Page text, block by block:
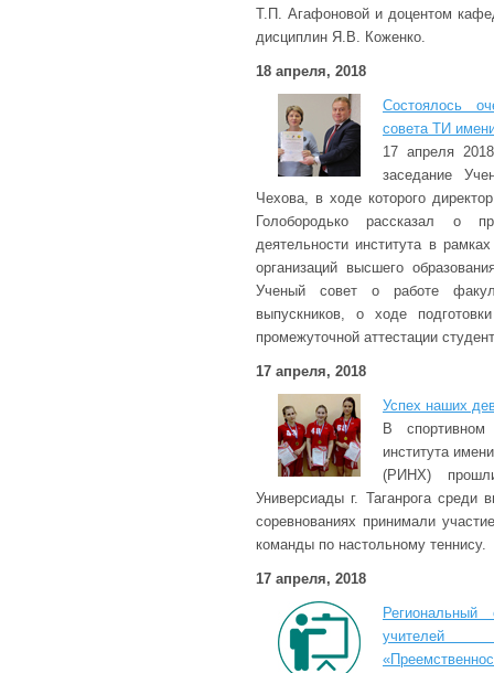
Т.П. Агафоновой и доцентом
дисциплин Я.В. Коженко.
18 апреля, 2018
Состоялось
совета ТИ
17 апреля
заседание
Чехова, в ходе которого
Голобородько рассказал о
деятельности института в
организаций высшего
Ученый совет о работе
выпускников, о ходе
промежуточной аттестации
17 апреля, 2018
Успех наших
В
института
(РИНХ)
Универсиады г. Таганрога
соревнованиях принимали
команды по настольному теннису.
17 апреля, 2018
учителей